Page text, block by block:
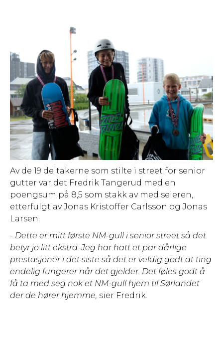
Av de 19 deltakerne som stilte i street for senior
gutter var det Fredrik Tangerud med en
poengsum på 8,5 som stakk av med seieren,
etterfulgt av Jonas Kristoffer Carlsson og Jonas
Larsen.
- Dette er mitt første NM-gull i senior street så det
betyr jo litt ekstra. Jeg har hatt et par dårlige
prestasjoner i det siste så det er veldig godt at ting
endelig fungerer når det gjelder. Det føles godt å
få ta med seg nok et NM-gull hjem til Sørlandet
der de hører hjemme, sier Fredrik.